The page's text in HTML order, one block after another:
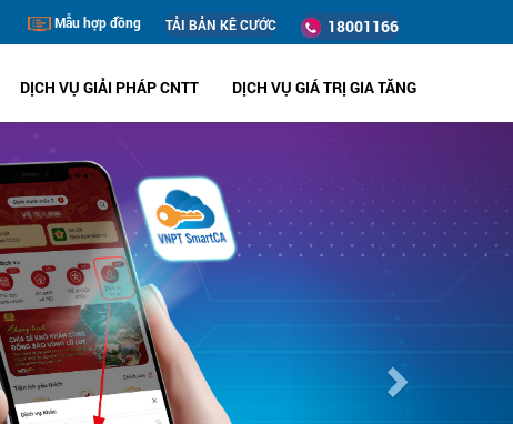
Mẫu hợp đồng TẢI BẢN KÊ CƯỚC 18001166
DỊCH VỤ GIẢI PHÁP CNTT DỊCH VỤ GIÁ TRỊ GIA TĂNG